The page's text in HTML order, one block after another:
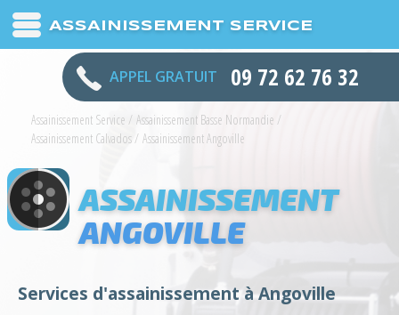
ASSAINISSEMENT SERVICE
APPEL GRATUIT 09 72 62 76 32
Assainissement Service / Assainissement Basse Normandie /
Assainissement Calvados/ Assainissement Angoville
ASSAINISSEMENT
ANGOVILLE
Services d'assainissement à Angoville